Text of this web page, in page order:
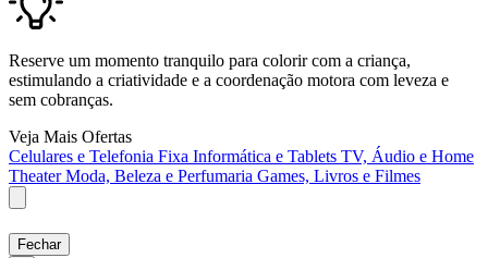
Reserve um momento tranquilo para colorir com a criança,
estimulando a criatividade e a coordenação motora com leveza e
sem cobranças.
Veja Mais Ofertas
Celulares e Telefonia Fixa Informática e Tablets TV, Áudio e Home
TheaterModa, Beleza e Perfumaria Games, Livros e Filmes
Fechar